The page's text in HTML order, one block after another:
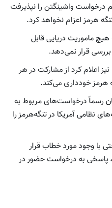
درخواست واشینگتن را نپذیرفت
هرمز اعزام نخواهد کرد.
هیچ ماموریت دریایی قابل
قرار نمی‌دهد.
نیز اعلام کرد از مشارکت در هر
هرمز خودداری می‌کند.
رسماً درخواست‌های مربوط به
نظامی آمریکا در تنگه‌هرمز را
با وجود مورد خطاب قرار
پاسخی به درخواست حضور در